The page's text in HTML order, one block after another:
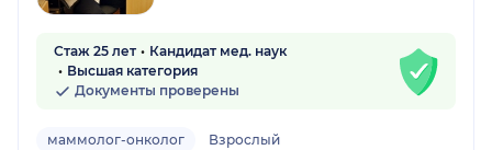
Стаж 25 лет
Кандидат мед. наук
Высшая категория
Документы проверены
маммолог-онколог Взрослый